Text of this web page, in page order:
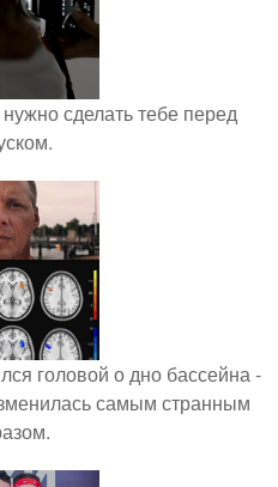
сделать тебе перед
головой о дно бассейна -
самым странным